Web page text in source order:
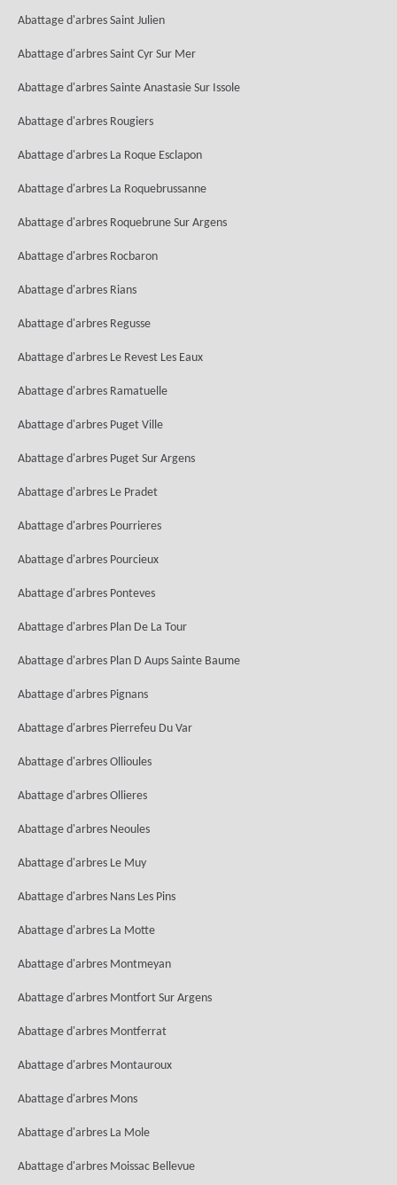
Abattage d'arbres Saint Julien
Abattage d'arbres Saint Cyr Sur Mer
Abattage d'arbres Sainte Anastasie Sur Issole
Abattage d'arbres Rougiers
Abattage d'arbres La Roque Esclapon
Abattage d'arbres La Roquebrussanne
Abattage d'arbres Roquebrune Sur Argens
Abattage d'arbres Rocbaron
Abattage d'arbres Rians
Abattage d'arbres Regusse
Abattage d'arbres Le Revest Les Eaux
Abattage d'arbres Ramatuelle
Abattage d'arbres Puget Ville
Abattage d'arbres Puget Sur Argens
Abattage d'arbres Le Pradet
Abattage d'arbres Pourrieres
Abattage d'arbres Pourcieux
Abattage d'arbres Ponteves
Abattage d'arbres Plan De La Tour
Abattage d'arbres Plan D Aups Sainte Baume
Abattage d'arbres Pignans
Abattage d'arbres Pierrefeu Du Var
Abattage d'arbres Ollioules
Abattage d'arbres Ollieres
Abattage d'arbres Neoules
Abattage d'arbres Le Muy
Abattage d'arbres Nans Les Pins
Abattage d'arbres La Motte
Abattage d'arbres Montmeyan
Abattage d'arbres Montfort Sur Argens
Abattage d'arbres Montferrat
Abattage d'arbres Montauroux
Abattage d'arbres Mons
Abattage d'arbres La Mole
Abattage d'arbres Moissac Bellevue